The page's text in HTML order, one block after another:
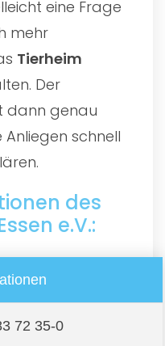
eine Frage
mehr
Tierheim
Der
dann genau
schnell
des
e.V.:
72 35-0